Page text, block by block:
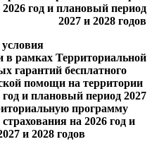
2026 год и плановый период
2027 и 2028 годов
в рамках Территориальной
гарантий бесплатного
помощи на территории
и плановый период 2027
программу
на 2026 год и
и 2028 годов